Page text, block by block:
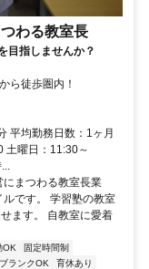
わる教室長
目指しませんか？
ら徒歩圏内！
平均勤務日数：1ヶ月
土曜日：11:30～
まつわる教室長業
です。 学習塾の教室
ます。 自教室に愛着
OK
固定時間制
ブランクOK 育休あり